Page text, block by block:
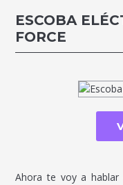
ESCOBA
FORCE
Ahora te voy a